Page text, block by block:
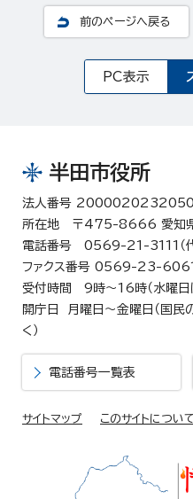
前のページへ戻る
PC表示
半田市役所
法人番号 2000020232050
所在地 〒475-8666 愛知県
電話番号 0569-21-3111（
ファクス番号 0569-23-6061
受付時間 9時～16時（水曜日
開庁日 月曜日～金曜日（国
く）
電話番号一覧表
サイトマップ このサイトについて